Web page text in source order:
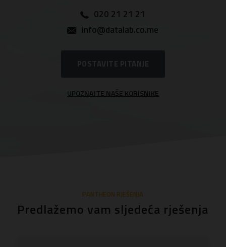
020 21 21 21
info@datalab.co.me
POSTAVITE PITANJE
UPOZNAJTE NAŠE KORISNIKE
PANTHEON RJEŠENJA
Predlažemo vam sljedeća rješenja